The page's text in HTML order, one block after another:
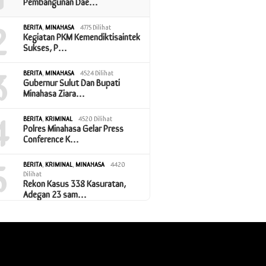
BERITA,MINAHASA 4775 Dilihat
Kegiatan PKM Kemendiktisaintek
Sukses, P…
BERITA,MINAHASA 4524 Dilihat
Gubernur Sulut Dan Bupati
Minahasa Ziara…
BERITA,KRIMINAL 4520 Dilihat
Polres Minahasa Gelar Press
Conference K…
BERITA,KRIMINAL,MINAHASA
4420
Dilihat
Rekon Kasus 338 Kasuratan,
Adegan 23 sam…